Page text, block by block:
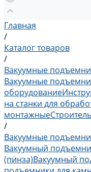
Главная
/
Каталог товаров
/
Вакуумные
Вакуумные
оборудование
на станки для
монтажные
/
Вакуумные
Вакуумный
(пинза)Вакуумный